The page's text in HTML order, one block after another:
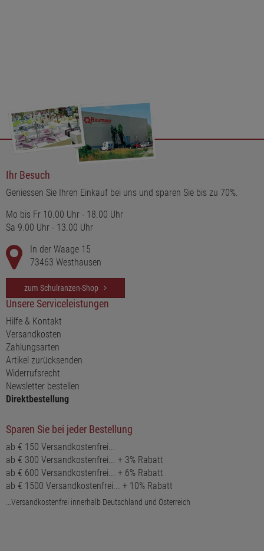
Ihr Besuch
Geniessen Sie Ihren Einkauf bei uns und sparen Sie bis zu 70%.
Mo bis Fr 10.00 Uhr - 18.00 Uhr
Sa 9.00 Uhr - 13.00 Uhr
In der Waage 15
73463 Westhausen
zum Schulranzen-Shop
Unsere Serviceleistungen
Hilfe & Kontakt
Versandkosten
Zahlungsarten
Artikel zurücksenden
Widerrufsrecht
Newsletter bestellen
Direktbestellung
Sparen Sie bei jeder Bestellung
ab € 150 Versandkostenfrei...
ab € 300 Versandkostenfrei... + 3% Rabatt
ab € 600 Versandkostenfrei... + 6% Rabatt
ab € 1500 Versandkostenfrei... + 10% Rabatt
...Versandkostenfrei innerhalb Deutschland und Österreich